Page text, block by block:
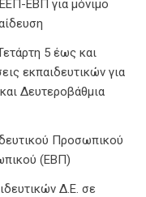
ΕΒΠ για μόνιμο
5 έως και
εκπαιδευτικών για
Δευτεροβάθμια
Προσωπικού
(ΕΒΠ)
Δ.Ε. σε